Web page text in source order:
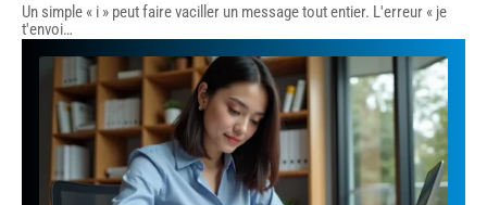
Un simple « i » peut faire vaciller un message tout entier. L'erreur « je
t'envoi…